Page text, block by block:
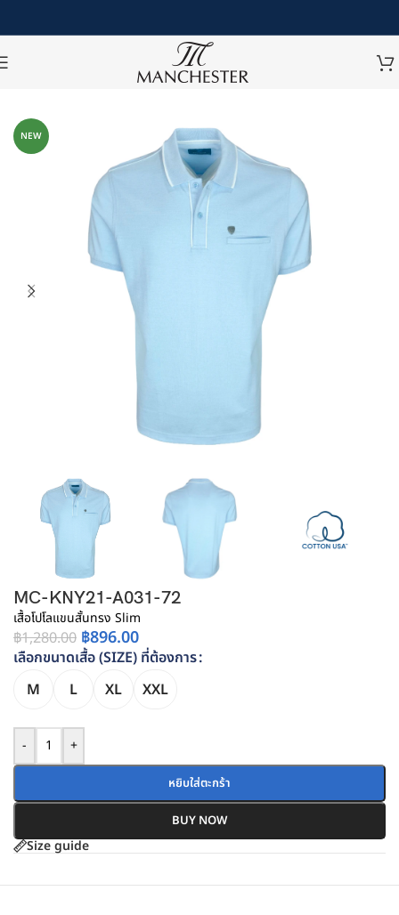
เสื้อโปโลแขนสั้น/เสื้อโปโลแขนสั้นทรง Classic
NEW
MC-KNY21-A031-72
เสื้อโปโลแขนสั้นทรง Slim
฿1,280.00 ฿896.00
เลือกขนาดเสื้อ (SIZE) ที่ต้องการ
M
L XL XXL
- +
หยิบใส่ตะกร้า
BUY NOW
Size guide